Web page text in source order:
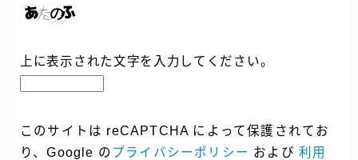
上に表示された文字を入力してください。
このサイトは reCAPTCHA によって保護されてお
り、Google の プライバシーポリシー および利用